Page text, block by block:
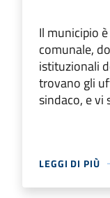
Il municipio
comunale,
istituzionali
trovano gli
sindaco, e vi
LEGGI DI PIÙ